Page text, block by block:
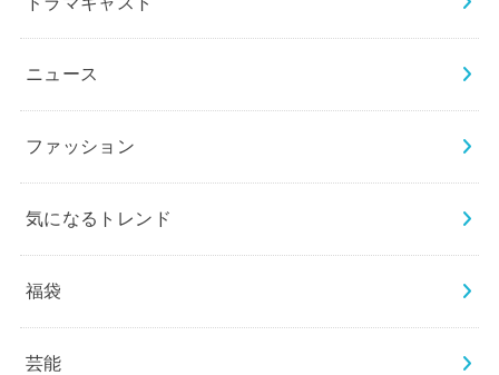
ニュース
ファッション
気になるトレンド
福袋
芸能